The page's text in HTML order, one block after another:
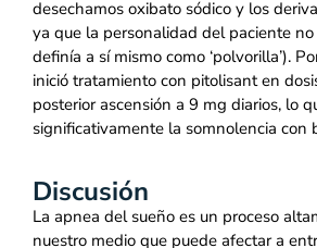
desechamos oxibato sódico y los
ya que la personalidad del paciente
definía a sí mismo como ‘polvorilla’).
inició tratamiento con pitolisant en
posterior ascensión a 9 mg diarios, lo
significativamente la somnolencia con
Discusión
La apnea del sueño es un proceso
nuestro medio que puede afectar a